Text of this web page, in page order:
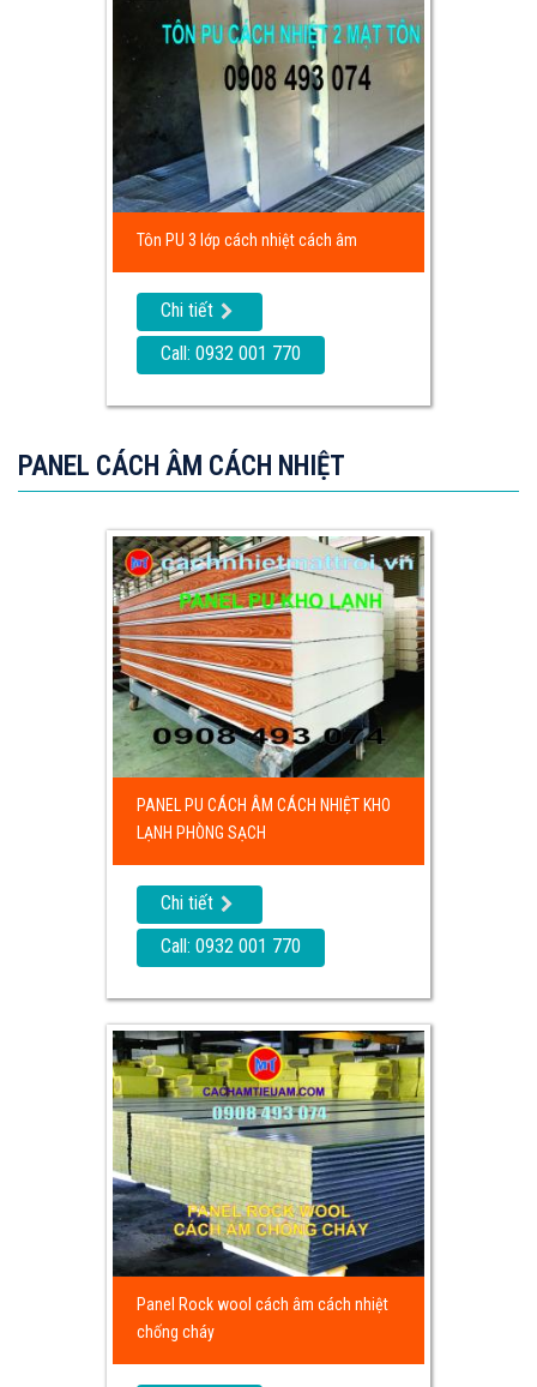
Tôn PU 3 lớp cách nhiệt cách âm
Chi tiết
Call: 0932 001 770
PANEL CÁCH ÂM CÁCH NHIỆT
PANEL PU CÁCH ÂM CÁCH NHIỆT KHO
LẠNH PHÒNG SẠCH
Chi tiết
Call: 0932 001 770
Panel Rock wool cách âm cách nhiệt
chống cháy